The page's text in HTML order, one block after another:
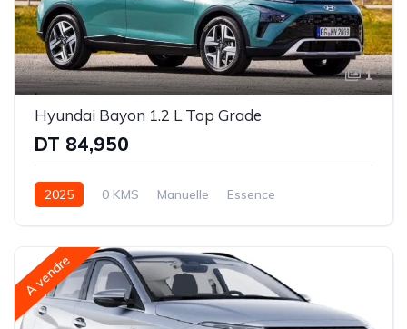
1
Hyundai Bayon 1.2 L Top Grade
DT 84,950
2025 0 KMS Manuelle
Essence
A vendre